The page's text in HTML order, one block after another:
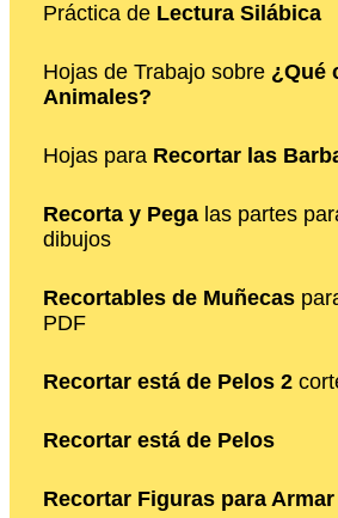
Práctica de Lectura Silábica
Hojas de Trabajo sobre ¿Qué
Animales?
Hojas para Recortar las
Recorta y Pega las partes
dibujos
Recortables de Muñecas
PDF
Recortar está de Pelos 2
Recortar está de Pelos
Recortar Figuras para Armar